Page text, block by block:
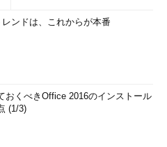
ンドは、これからが本番
おくべきOffice 2016のインストール
(1/3)